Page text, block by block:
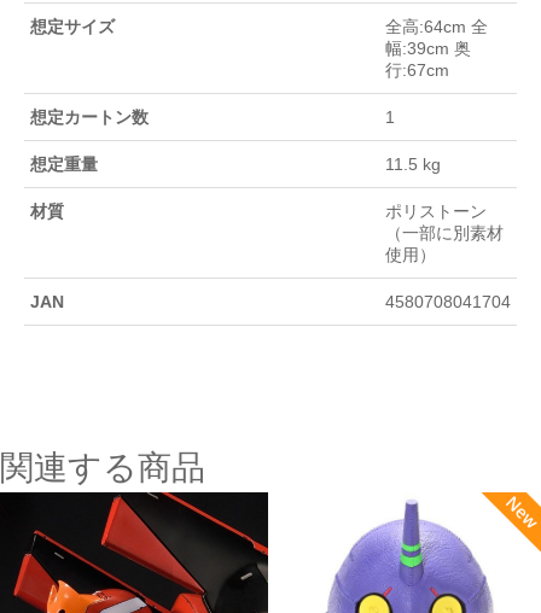
想定サイズ
全高:64cm 全
幅:39cm 奥
行:67cm
想定カートン数 1
想定重量 11.5 kg
材質
ポリストーン
（一部に別素材
使用）
JAN 4580708041704
関連する商品